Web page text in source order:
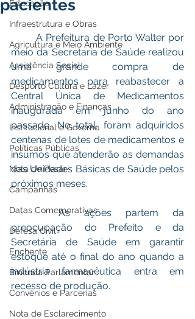
Educação
Infraestrutura e Obras
Agricultura e Meio Ambiente
Assistência Social
Desporto Cultura e Lazer
Administração e Finanças
Institucional e Governo
Políticas Públicas
Nota de Pesar
Campanhas
Datas Comemorativas
Defesa Civil
Enchente
Emenda Parlamentar
Convênios e Parcerias
Nota de Esclarecimento
pacientes
	A Prefeitura de Porto Walter por
meio da Secretaria de Saúde realizou
uma grande compra de
medicamentos para reabastecer a
Central Única de Medicamentos
inaugurada em junho do ano
passado. No total, foram adquiridos
centenas de lotes de medicamentos e
insumos que atenderão as demandas
das Unidades Básicas de Saúde pelos
próximos meses.
As ações partem da
preocupação do Prefeito e da
Secretária de Saúde em garantir
estoque até o final do ano quando a
indústria farmacêutica entra em
recesso de produção.